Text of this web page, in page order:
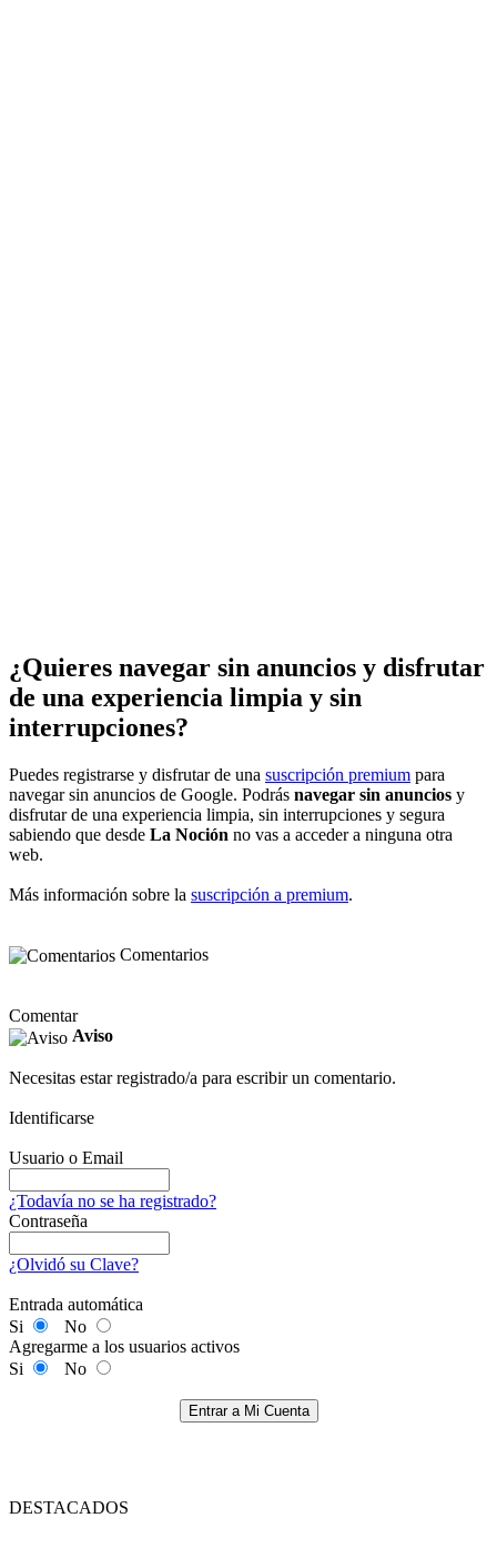
¿Quieres navegar sin anuncios y disfrutar
de una experiencia limpia y sin
interrupciones?
Puedes registrarse y disfrutar de una suscripción premium para
navegar sin anuncios de Google. Podrás navegar sin anuncios y
disfrutar de una experiencia limpia, sin interrupciones y segura
sabiendo que desde La Noción no vas a acceder a ninguna otra
web.
Más información sobre la suscripción a premium.
Comentarios
Comentar
Aviso
Necesitas estar registrado/a para escribir un comentario.
Identificarse
Usuario o Email
¿Todavía no se ha registrado?
Contraseña
¿Olvidó su Clave?
Entrada automática
Si
No
Agregarme a los usuarios activos
Si
No
Entrar a Mi Cuenta
DESTACADOS